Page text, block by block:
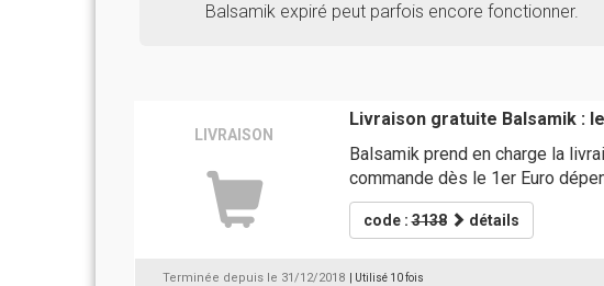
Balsamik expiré peut parfois encore fonctionner.
LIVRAISON
Livraison gratuite Balsamik :
Balsamik prend en charge la
commande dès le 1er Euro
code :3138 détails
Terminée depuis le 31/12/2018 | Utilisé 10 fois